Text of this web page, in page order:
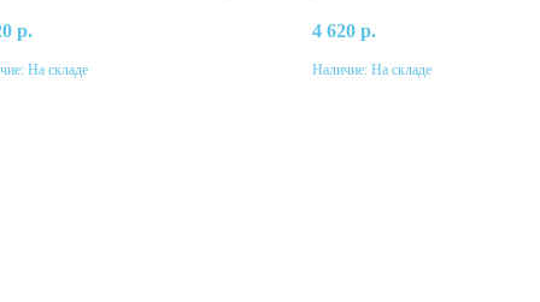
р.
В корзину
На складе
4 620 р.
В корзину
Наличие: На складе